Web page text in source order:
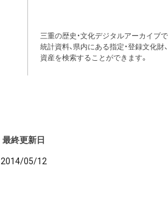
三重の歴史・文化デジタルアーカイブで
統計資料、県内にある指定・登録文化
資産を検索することができます。
最終更新日
2014/05/12